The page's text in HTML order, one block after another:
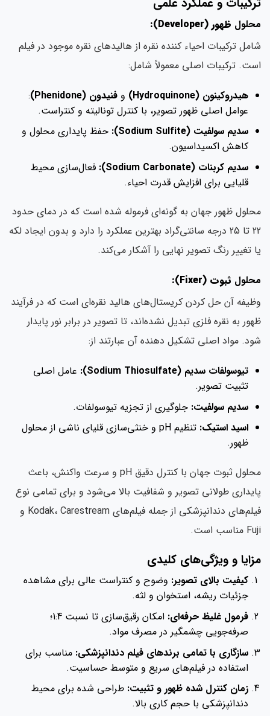
ترکیبات و عملکرد علمی
محلول ظهور (Developer):
شامل ترکیبات احیاء کننده نقره از هالیدهای نقره موجود در فیلم
است. ترکیبات اصلی معمولاً شامل:
هیدروکینون (Hydroquinone)
و فنیدون (Phenidone)
:
عوامل اصلی ظهور تصویر، با کنترل تونالیته و کنتراست.
سدیم سولفیت (Sodium Sulfite):
حفظ پایداری محلول و
کاهش اکسیداسیون.
سدیم کربنات (Sodium Carbonate):
فعال‌سازی محیط
قلیایی برای افزایش قدرت احیاء.
محلول ظهور جهان به گونه‌ای فرموله شده است که در دمای حدود
22 تا 25 درجه سانتی‌گراد بهترین عملکرد را دارد و بدون ایجاد لکه
یا تغییر رنگ تصویر نهایی را آشکار می‌کند.
محلول ثبوت (Fixer):
وظیفه آن حل کردن کریستال‌های هالید نقره‌ای است که در فرآیند
ظهور به نقره فلزی تبدیل نشده‌اند، تا تصویر در برابر نور پایدار
شود. مواد اصلی تشکیل دهنده آن عبارتند از:
تیوسولفات سدیم (Sodium Thiosulfate):
عامل اصلی
تثبیت تصویر.
سدیم سولفیت: جلوگیری از تجزیه تیوسولفات.
اسید استیک:
تنظیم pH و خنثی‌سازی قلیای ناشی از محلول
ظهور.
محلول ثبوت جهان با کنترل دقیق pH و سرعت واکنش، باعث
پایداری طولانی تصویر و شفافیت بالا می‌شود و برای تمامی نوع
فیلم‌های دندانپزشکی از جمله فیلم‌های Kodak، Carestream و
Fuji مناسب است.
مزایا و ویژگی‌های کلیدی
کیفیت بالای تصویر: وضوح و کنتراست عالی برای مشاهده
جزئیات ریشه، استخوان و لثه.
فرمول غلیظ حرفه‌ای:
امکان رقیق‌سازی تا نسبت 1:4؛
صرفه‌جویی چشمگیر در مصرف مواد.
سازگاری با تمامی برندهای فیلم دندانپزشکی: مناسب برای
استفاده در فیلم‌های سریع و متوسط حساسیت.
زمان کنترل شده ظهور و تثبیت: طراحی شده برای محیط
دندانپزشکی با حجم کاری بالا.